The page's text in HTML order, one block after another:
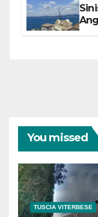
You missed
TUSCIA VITERBESE